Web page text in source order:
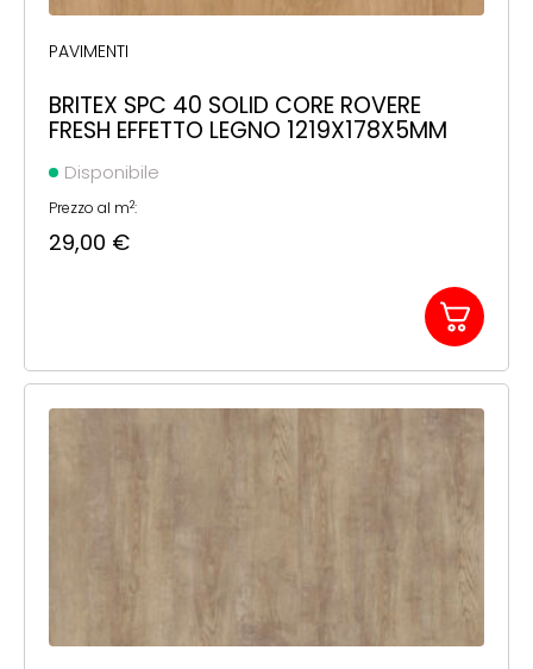
PAVIMENTI
BRITEX SPC 40 SOLID CORE ROVERE
FRESH EFFETTO LEGNO 1219X178X5MM
Disponibile
Prezzo al m2:
29,00 €